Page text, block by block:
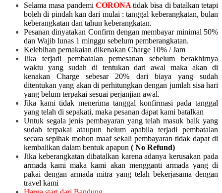
Selama masa pandemi CORONA tidak bisa di batalkan tetapi
boleh di pindah kan dari mulai :tanggal keberangkatan, bulan
keberangkatan dan tahun keberangkatan.
Pesanan dinyatakan Confirm dengan membayar minimal 50%
dan Wajib lunas 1 minggu sebelum pemberangkatan.
Kelebihan pemakaian dikenakan Charge 10% / Jam
Jika terjadi pembatalan pemesanan sebelum berakhirnya
waktu yang sudah di tentukan dari awal maka akan di
kenakan Charge sebesar 20% dari biaya yang sudah
ditentukan yang akan di perhitungkan dengan jumlah sisa hari
yang belum terpakai sesuai perjanjian awal.
Jika kami tidak menerima tanggal konfirmasi pada tanggal
yang telah di sepakati, maka pesanan dapat kami batalkan
Untuk segala jenis pembayaran yang telah masuk baik yang
sudah terpakai ataupun belum apabila terjadi pembatalan
secara sepihak mohon maaf sekali pembayaran tidak dapat di
kembalikan dalam bentuk apapun ( No Refund)
Jika keberangkatan dibatalkan karena adanya kerusakan pada
armada kami maka kami akan mengganti armada yang di
pakai dengan armada mitra yang telah bekerjasama dengan
travel kami